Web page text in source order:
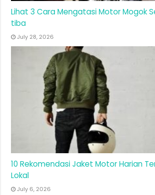
Lihat 3 Cara Mengatasi Motor Mogok
tiba
July 28, 2026
10 Rekomendasi Jaket Motor Harian
Lokal
July 6, 2026